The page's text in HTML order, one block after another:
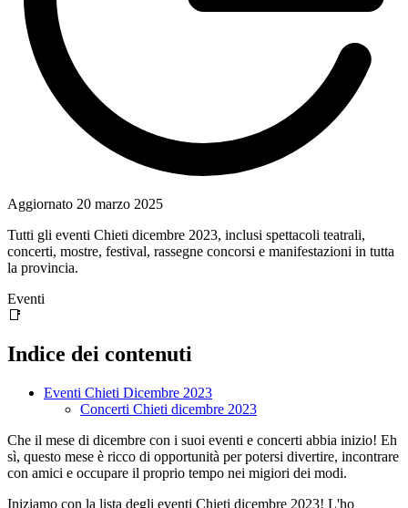
Aggiornato 20 marzo 2025
Tutti gli eventi Chieti dicembre 2023, inclusi spettacoli teatrali,
concerti, mostre, festival, rassegne concorsi e manifestazioni in tutta
la provincia.
Eventi
📑
Indice dei contenuti
Eventi Chieti Dicembre 2023
Concerti Chieti dicembre 2023
Che il mese di dicembre con i suoi eventi e concerti abbia inizio! Eh
sì, questo mese è ricco di opportunità per potersi divertire, incontrare
con amici e occupare il proprio tempo nei migiori dei modi.
Iniziamo con la lista degli eventi Chieti dicembre 2023! L'ho